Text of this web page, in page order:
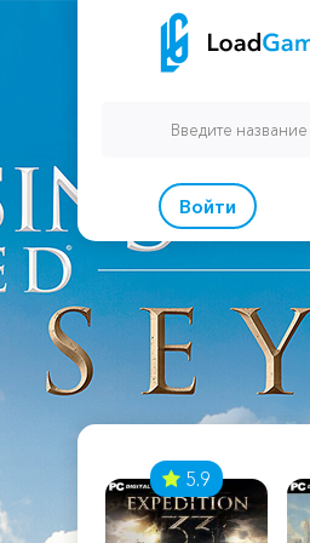
Войти
5.9